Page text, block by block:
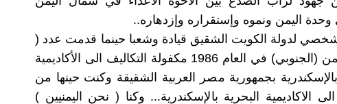
اليمن ونموه وإستقراره وإزدهاره..
لدولة الكويت الشقيق قيادة وشعبا حينما قدمت عدد (
6) منح دراسية الى اليمن (الجنوبي) في العام 1986 مكفولة التكاليف الى الأكاديمية
بالإسكندرية بجمهورية مصر العربية الشقيقة وكنت حينها من
الاكاديمية البحرية بالإسكندرية... وكنا ( نحن اليمنيين )